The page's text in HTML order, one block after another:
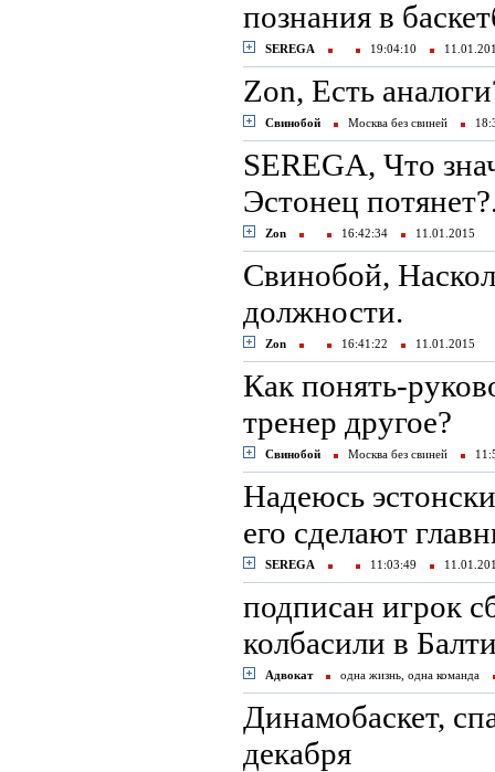
познания в
SEREGA 19:04:10
Zon, Есть
Свинобой Москва без свиней
SEREGA, Что
Эстонец
Zon 16:42:34 11.01.2015
Свинобой,
должности.
Zon 16:41:22 11.01.2015
Как понять-
тренер другое?
Свинобой Москва без свиней
Надеюсь
его сделают
SEREGA 11:03:49
подписан игрок
колбасили в
Адвокат одна жизнь, одна команда
Динамобаскет,
декабря